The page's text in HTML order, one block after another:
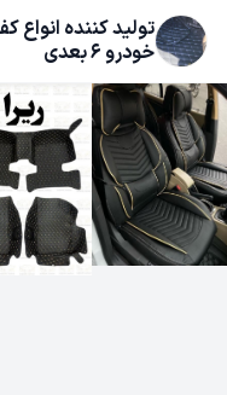
تولید کننده
خودرو 6 بعدی